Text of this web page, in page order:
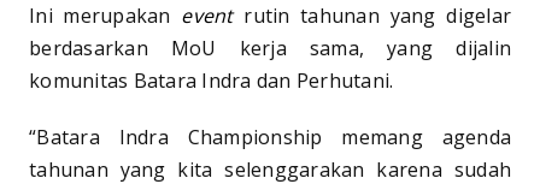
Ini merupakan eventrutin tahunan yang digelar
berdasarkan MoU kerja sama, yang dijalin
komunitas Batara Indra dan Perhutani.
“Batara Indra Championship memang agenda
tahunan yang kita selenggarakan karena sudah